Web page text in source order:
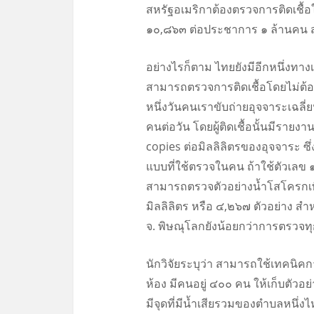
สหรัฐอเมริกาต้องตรวจการติดเชื้
๑๐,๘๖๓ ต่อประชาการ ๑ ล้านคน
อย่างไรก็ตาม ไทยยังมีอีกหนึ่งทา
สามารถตรวจการติดเชื้อโดยไม่
หนึ่งวันคนเราขับถ่ายอุจจาระเฉ
คนต่อวัน โดยผู้ติดเชื้อนั้นมีรายงา
copies ต่อมิลลิลิตรของอุจจาระ ซึ่
แบบที่ใช้ตรวจในคน ถ้าใช้ตัวเล
สามารถตรวจตัวอย่างน้ำโสโคร
มิลลิลิตร หรือ ๔,๒๖๗ ตัวอย่าง ส
จ. พิษณุโลกยังน้อยกว่าการตรวจ
นักวิจัยระบุว่า สามารถใช้เทคนิค
ห้อง มีคนอยู่ ๔๐๐ คน ให้เก็บตัวอ
มีจุดที่มีน้ำเสียรวมของตำบลหนึ่ง